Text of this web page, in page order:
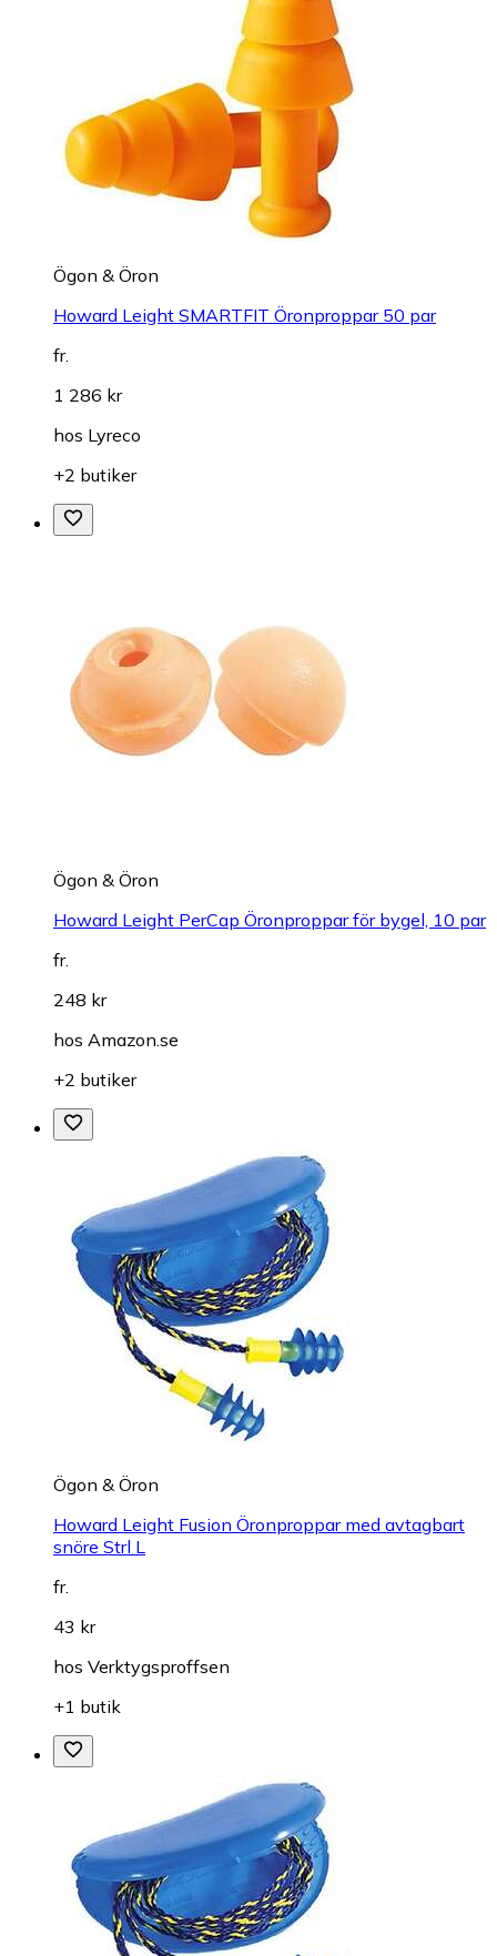
Ögon & Öron
Howard Leight SMARTFIT Öronproppar 50 par
fr.
1 286 kr
hos Lyreco
+2 butiker
Ögon & Öron
Howard Leight PerCap Öronproppar för bygel, 10 par
fr.
248 kr
hos Amazon.se
+2 butiker
Ögon & Öron
Howard Leight Fusion Öronproppar med avtagbart
snöre Strl L
fr.
43 kr
hos Verktygsproffsen
+1 butik